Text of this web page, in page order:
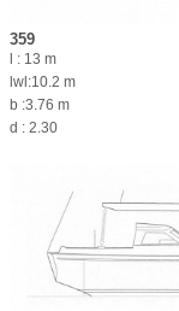
359
l : 13 m
lwl:10.2 m
b :3.76 m
d : 2.30